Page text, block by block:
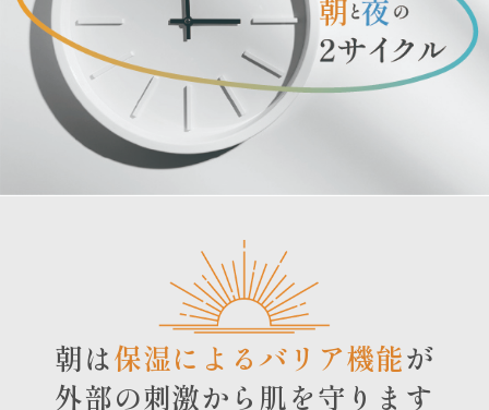
朝は保湿によるバリア機能が
外部の刺激から肌を守ります